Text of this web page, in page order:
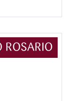
ROSARIO